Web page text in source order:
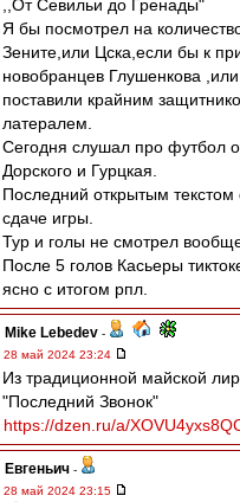
,,От Севильи до Гренады"
Я бы посмотрел на
Зените,или Цска,если бы к
новобранцев Глушенкова
поставили крайним
латералем.
Сегодня слушал про футбол
Дорского и Гурцкая.
Последний открытым
сдаче игры.
Тур и голы не смотрел
После 5 голов Касьеры
ясно с итогом рпл.
Mike Lebedev -
28 май 2024 23:24
Из традиционной майской
"Последний Звонок"
https://dzen.ru/a/
Евгеньич -
28 май 2024 23:15